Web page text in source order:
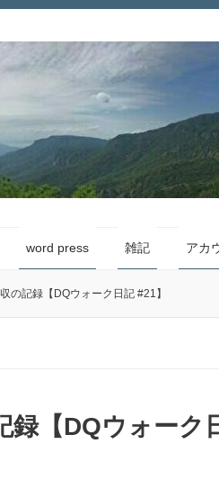
word press 雑記 アカ
の記録【DQウォーク日記 #21】
【DQウォーク